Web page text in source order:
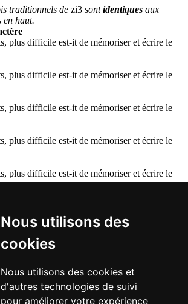
Nous utilisons des
cookies
Nous utilisons des cookies et
d'autres technologies de suivi
pour améliorer votre expérience
traditionnels de zi3 sontidentiques aux
en haut.
traits et a donc une complexitémoyenne
caractères simplifiés (en moyenne: 13,1
se prononcent
fausse ou manquante